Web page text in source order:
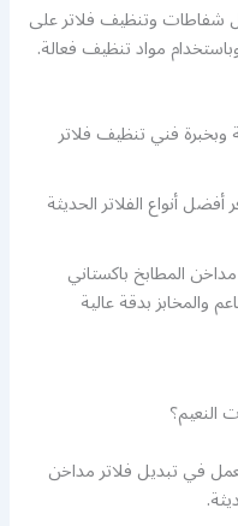
وتنظيف فلاتر على
مواد تنظيف فعالة.
وبخبرة فني تنظيف فلاتر
أنواع الفلاتر الحديثة
المطابخ باكستاني
والمخابز بدقة عالية
في تبديل فلاتر مداخن